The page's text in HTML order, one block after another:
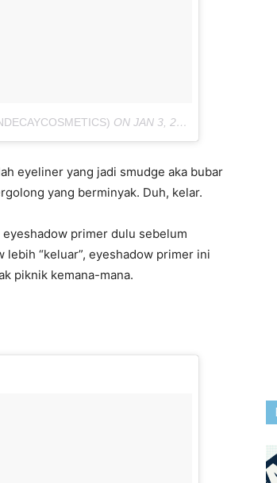
ON JAN 3, 2017 AT 3:27PM PST
eyeliner yang jadi smudge aka bubar
yang berminyak. Duh, kelar.
primer dulu sebelum
“keluar”, eyeshadow primer ini
piknik kemana-mana.